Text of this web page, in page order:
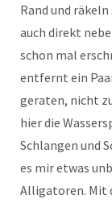
Rand und
auch direkt
schon mal
entfernt ein
geraten, nicht
hier die
Schlangen und
es mir etwas
Alligatoren. Mit